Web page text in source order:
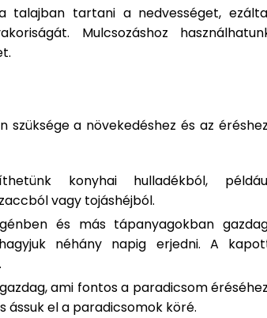
talajban tartani a nedvességet,
Mulcsozáshoz
a növekedéshez és az
konyhai hulladékból,
vagy tojáshéjból.
és más tápanyagokban
néhány napig erjedni. A
ami fontos a paradicsom
ássuk el a paradicsomok köré.